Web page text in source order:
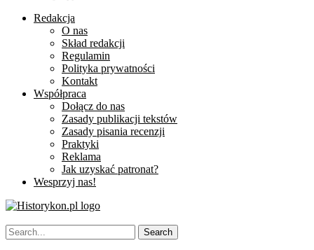
Redakcja
O nas
Skład redakcji
Regulamin
Polityka prywatności
Kontakt
Współpraca
Dołącz do nas
Zasady publikacji tekstów
Zasady pisania recenzji
Praktyki
Reklama
Jak uzyskać patronat?
Wesprzyj nas!